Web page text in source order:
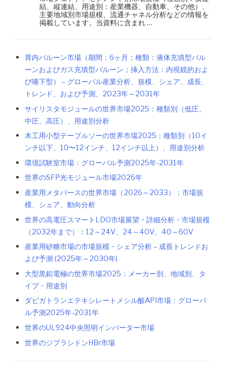
結、縦連結、用途別：産業機器、自動車、その他）、
主要地域別市場規模、流通チャネル分析などの情報を
掲載しています。当資料に含まれ …
胃内バルーン市場（期間：6ヶ月；種類：液体充填型バル
ーンおよびガス充填型バルーン；挿入方法：内視鏡的およ
び嚥下型） – グローバル産業分析、規模、シェア、成長、
トレンド、および予測、2023年～2031年
サイリスタモジュールの世界市場2025：種類別（低圧、
中圧、高圧）、用途別分析
木工用小型テーブルソーの世界市場2025：種類別（10イ
ンチ以下、10〜12インチ、12インチ以上）、用途別分析
環境試験室市場：グローバル予測2025年-2031年
世界のSFP光モジュール市場2026年
産業用メタバースの世界市場（2026～2033）：市場規
模、シェア、動向分析
世界の高電圧スマートLDO市場展望・詳細分析・市場規模
（2032年まで）：12～24V、24～40V、40～60V
産業用砂糖市場の市場規模・シェア分析 – 成長トレンドお
よび予測 (2025年～2030年)
大型黒鉛電極の世界市場2025：メーカー別、地域別、タ
イプ・用途別
ダビガトランエテキシレートメシル酸API市場：グローバ
ル予測2025年-2031年
世界のUL924中央照明インバーター市場
世界のジプラシドンHBr市場